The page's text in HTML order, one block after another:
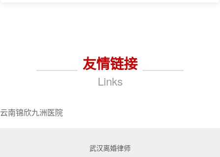
友情链接
Links
云南锦欣九洲医院
武汉离婚律师